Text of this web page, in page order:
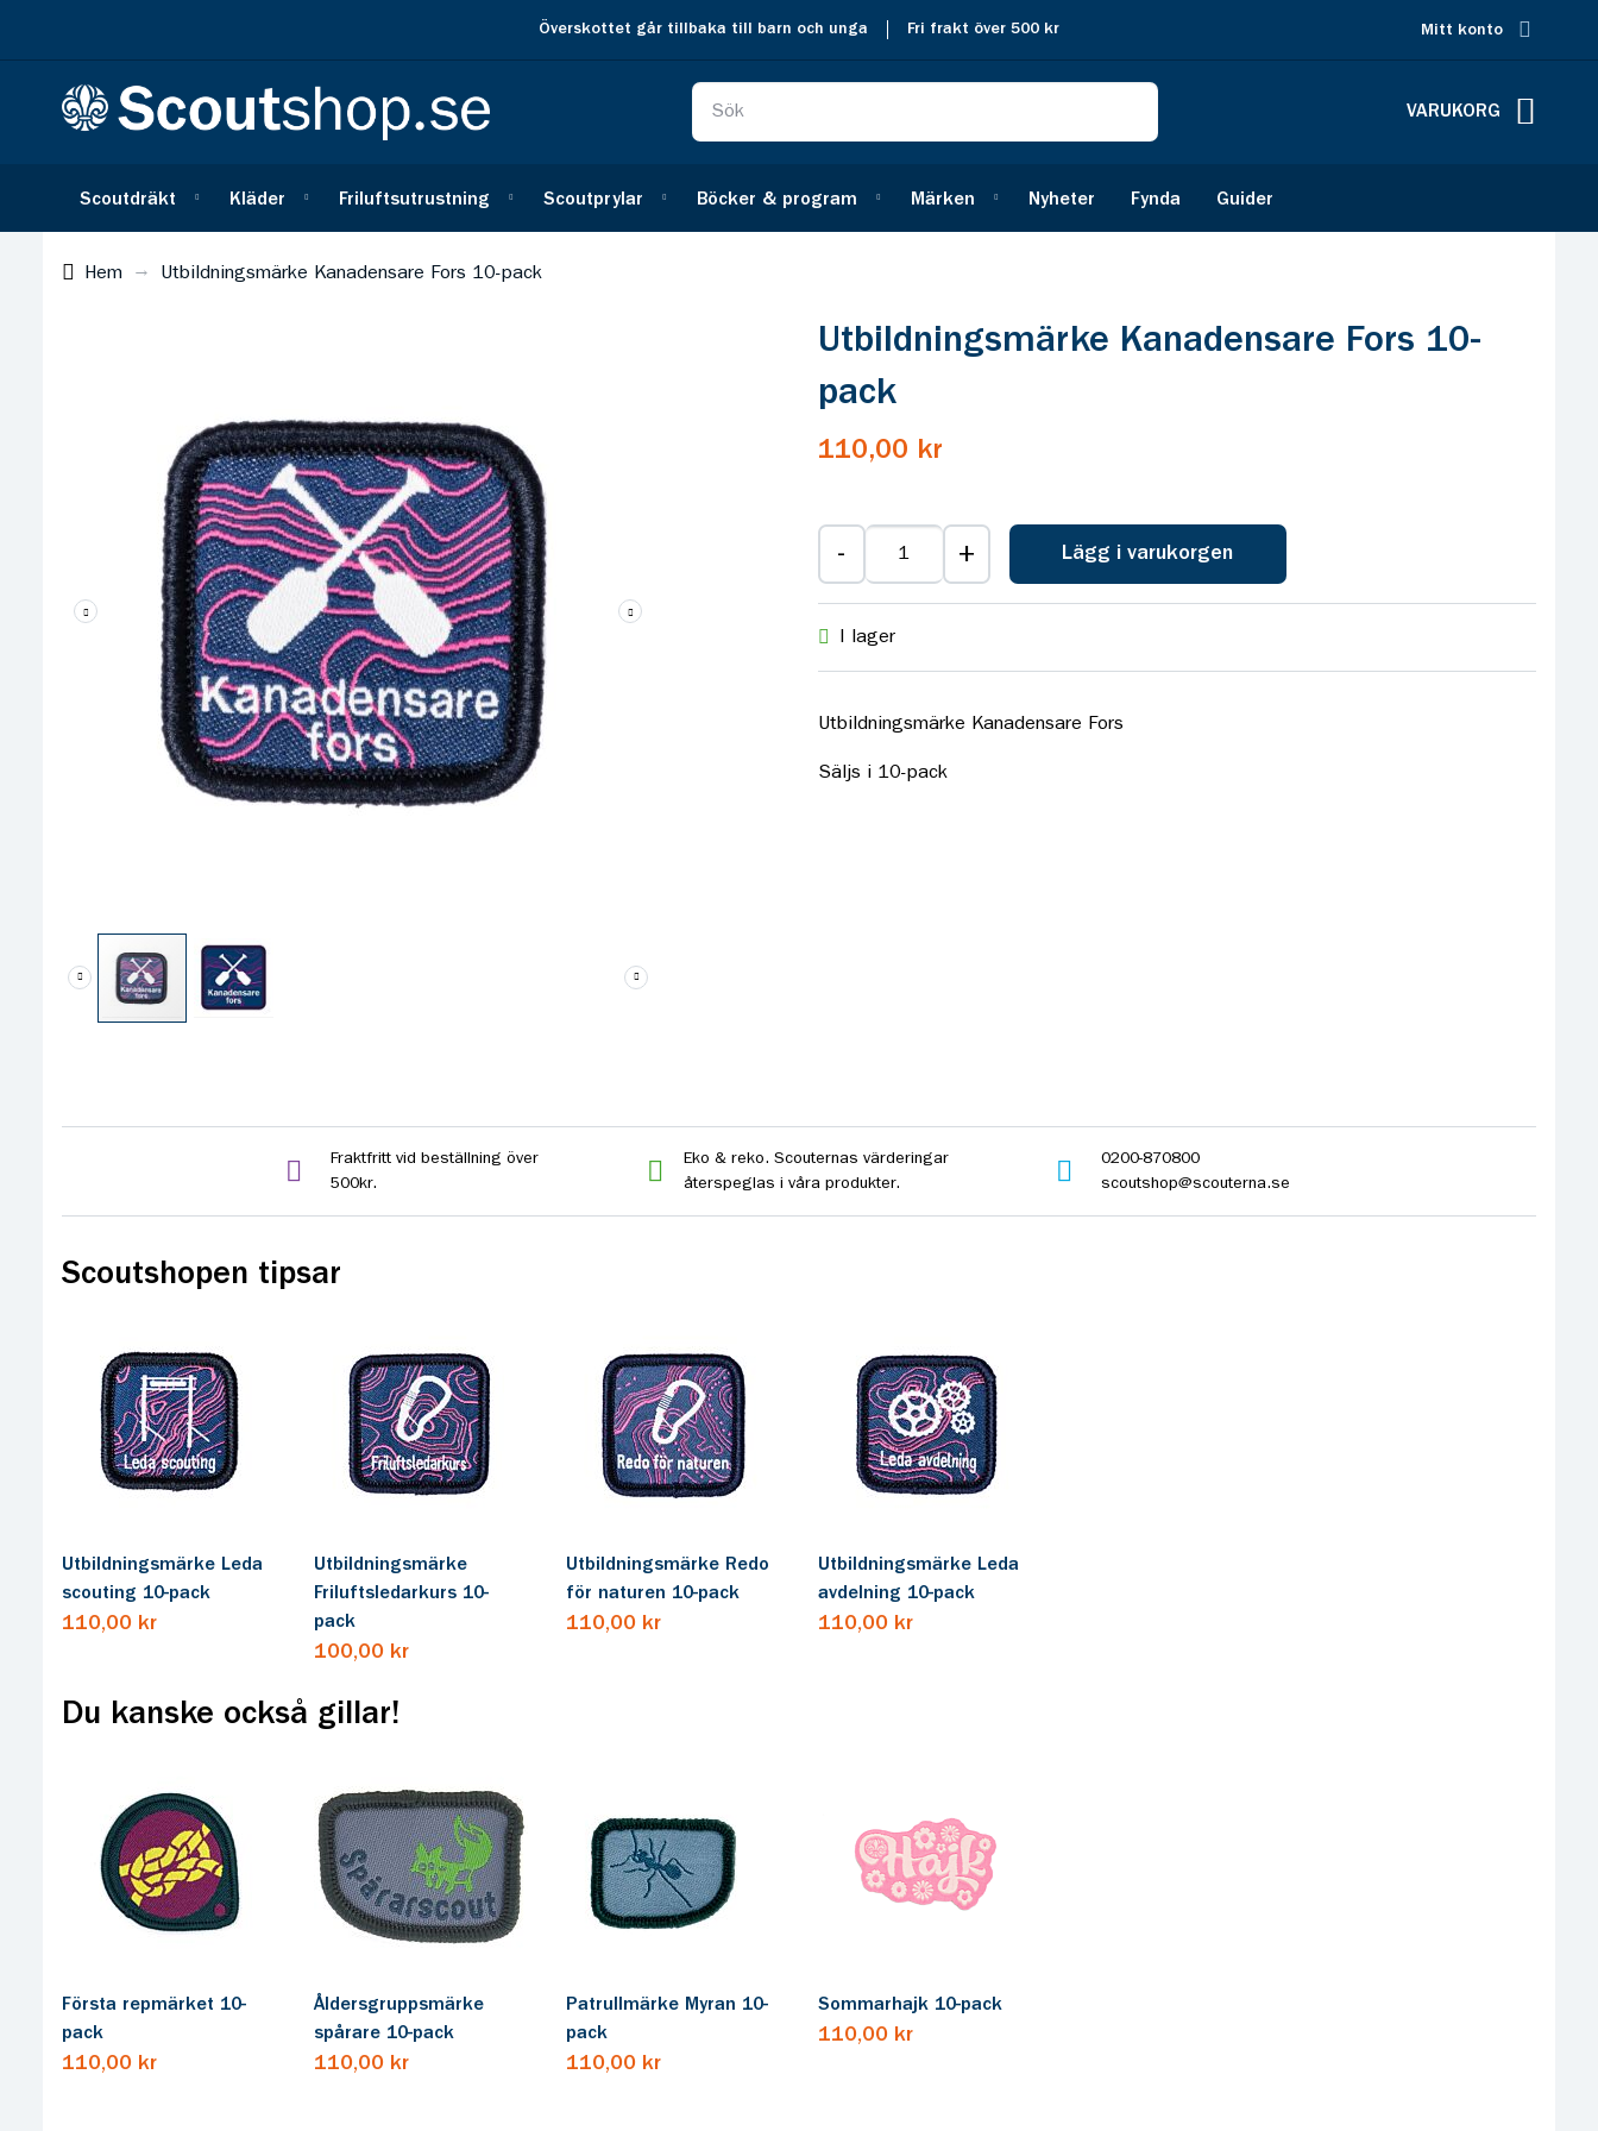
Överskottet går tillbaka till barn och unga Fri frakt över 500 kr Mitt konto
VARUKORG
Scoutdräkt Kläder Friluftsutrustning Scoutprylar Böcker & program Märken Nyheter Fynda Guider
Hem Utbildningsmärke Kanadensare Fors 10-pack
Utbildningsmärke Kanadensare Fors 10-
pack
110,00 kr
- + Lägg i varukorgen
I lager
Utbildningsmärke Kanadensare Fors
Säljs i 10-pack
Fraktfritt vid beställning över
500kr.
Eko & reko. Scouternas värderingar
återspeglas i våra produkter.
0200-870800
scoutshop@scouterna.se
Scoutshopen tipsar
Utbildningsmärke Leda
scouting 10-pack
110,00 kr
Utbildningsmärke
Friluftsledarkurs 10-
pack
100,00 kr
Utbildningsmärke Redo
för naturen 10-pack
110,00 kr
Utbildningsmärke Leda
avdelning 10-pack
110,00 kr
Du kanske också gillar!
Första repmärket 10-
pack
110,00 kr
Åldersgruppsmärke
spårare 10-pack
110,00 kr
Patrullmärke Myran 10-
pack
110,00 kr
Sommarhajk 10-pack
110,00 kr